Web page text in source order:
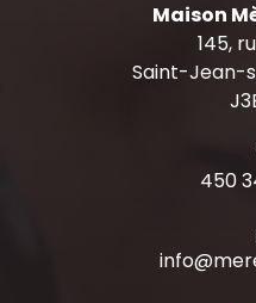
Maison
145,
Saint-Jean-
450